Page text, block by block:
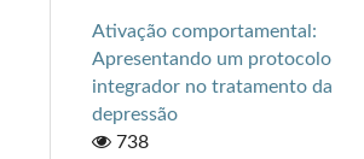
Ativação comportamental:
Apresentando um protocolo
integrador no tratamento da
depressão
738